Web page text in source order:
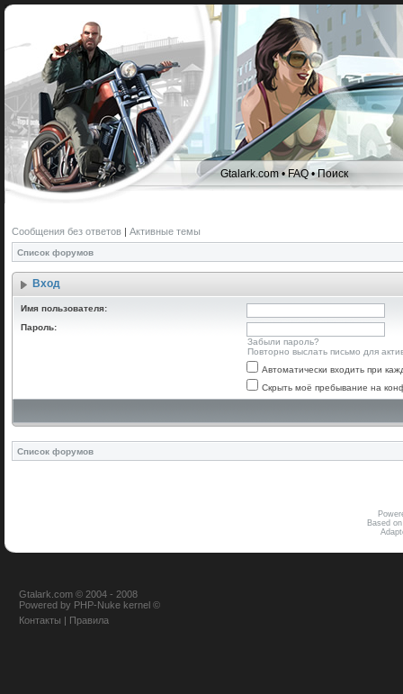
Gtalark.com •FAQ•Поиск
Сообщения без ответов | Активные темы
Список форумов
Вход
Имя пользователя:
Пароль:
Забыли пароль?
Повторно выслать письмо для
Автоматически входить при
Скрыть моё пребывание на
Список форумов
Based
Gtalark.com © 2004 - 2008
Powered by PHP-Nuke kernel ©
Контакты | Правила